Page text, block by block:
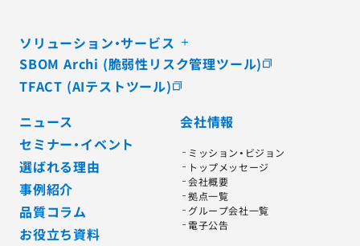
ソリューション・サービス
SBOM Archi (脆弱性リスク管理ツール)
TFACT (AIテストツール)
ニュース
セミナー・イベント
選ばれる理由
事例紹介
品質コラム
お役立ち資料
会社情報
ミッション・ビジョン
トップメッセージ
会社概要
拠点一覧
グループ会社一覧
電子公告